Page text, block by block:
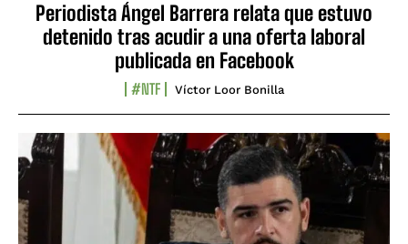
Periodista Ángel Barrera relata que estuvo
detenido tras acudir a una oferta laboral
publicada en Facebook
#NTF Víctor Loor Bonilla